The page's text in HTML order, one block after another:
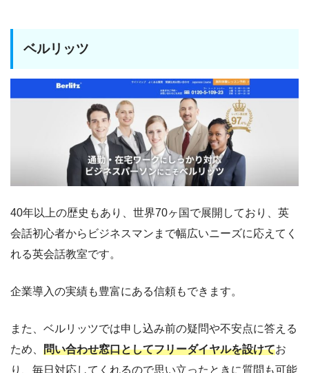
ベルリッツ
40年以上の歴史もあり、世界70ヶ国で展開しており、英
会話初心者からビジネスマンまで幅広いニーズに応えてく
れる英会話教室です。
企業導入の実績も豊富にある信頼もできます。
また、ベルリッツでは申し込み前の疑問や不安点に答える
ため、 問い合わせ窓口としてフリーダイヤルを設けてお
り、毎日対応してくれるので思い立ったときに質問も可能